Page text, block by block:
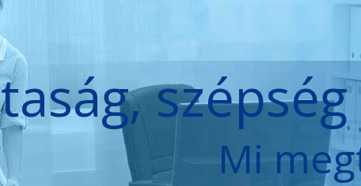
Mi